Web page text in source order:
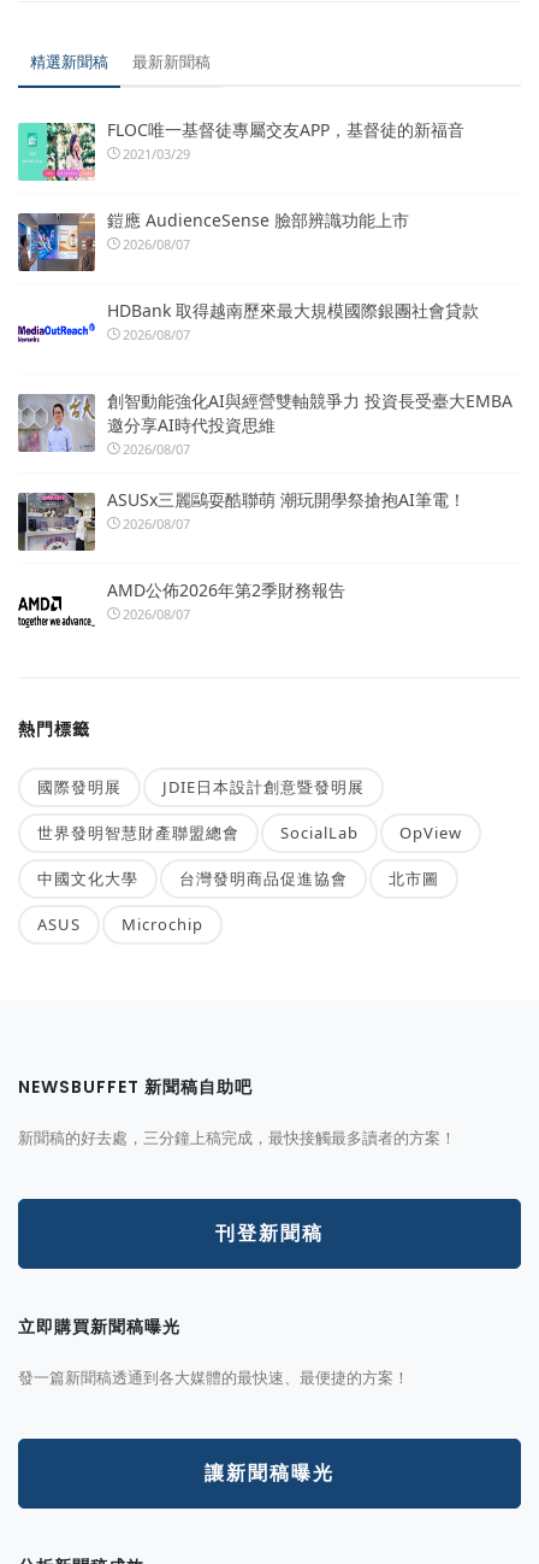
精選新聞稿 最新新聞稿
FLOC唯一基督徒專屬交友APP，基督徒的新福音
2021/03/29
鎧應 AudienceSense 臉部辨識功能上市
2026/08/07
HDBank 取得越南歷來最大規模國際銀團社會貸款
2026/08/07
創智動能強化AI與經營雙軸競爭力 投資長受臺大EMBA
邀分享AI時代投資思維
2026/08/07
ASUSx三麗鷗耍酷聯萌 潮玩開學祭搶抱AI筆電！
2026/08/07
AMD公佈2026年第2季財務報告
2026/08/07
熱門標籤
國際發明展 JDIE日本設計創意暨發明展
世界發明智慧財產聯盟總會 SocialLab OpView
中國文化大學 台灣發明商品促進協會 北市圖
ASUS Microchip
NEWSBUFFET 新聞稿自助吧
新聞稿的好去處，三分鐘上稿完成，最快接觸最多讀者的方案！
刊登新聞稿
立即購買新聞稿曝光
發一篇新聞稿透通到各大媒體的最快速、最便捷的方案！
讓新聞稿曝光